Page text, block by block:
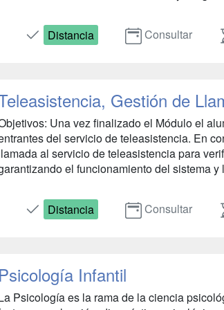
Distancia Consultar
Gestión de
Una vez finalizado el Módulo el
del servicio de teleasistencia. En
al servicio de teleasistencia para
el funcionamiento del sistema y
Distancia Consultar
Infantil
Psicología es la rama de la ciencia